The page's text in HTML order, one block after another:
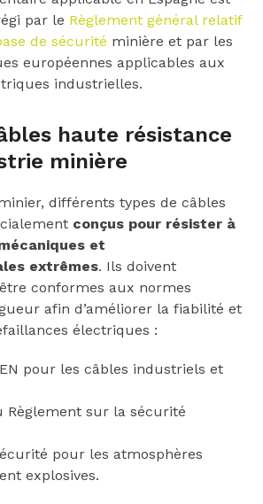
par le Règlement général relatif
de sécurité minière et par les
européennes applicables aux
industrielles.
haute résistance
minière
différents types de câbles
conçus pour résister à
et
extrêmes. Ils doivent
conformes aux normes
afin d’améliorer la fiabilité et
électriques :
pour les câbles industriels et
Règlement sur la sécurité
pour les atmosphères
explosives.